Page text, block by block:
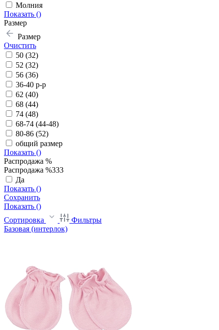
Молния
Показать ()
Размер
Размер
Очистить
50 (32)
52 (32)
56 (36)
36-40 р-р
62 (40)
68 (44)
74 (48)
68-74 (44-48)
80-86 (52)
общий размер
Показать ()
Распродажа %
Распродажа %333
Да
Показать ()
Сохранить
Показать ()
Сортировка
Фильтры
Базовая (интерлок)